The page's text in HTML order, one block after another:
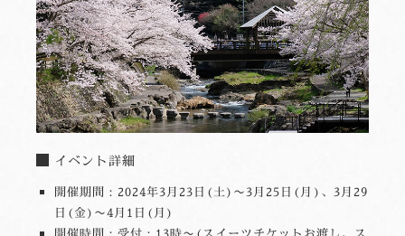
イベント詳細
開催期間：2024年3月23日(土)〜3月25日(月)、3月29
日(金)〜4月1日(月)